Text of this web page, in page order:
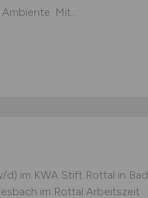
Mit...
d) im KWA Stift Rottal in Bad
im Rottal Arbeitszeit